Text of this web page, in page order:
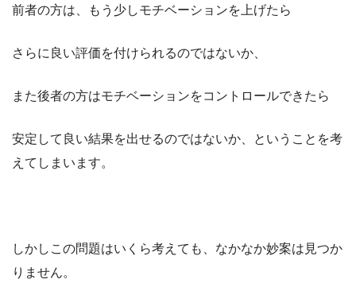
前者の方は、もう少しモチベーションを上げたら
さらに良い評価を付けられるのではないか、
また後者の方はモチベーションをコントロールできたら
安定して良い結果を出せるのではないか、ということを考
えてしまいます。
しかしこの問題はいくら考えても、なかなか妙案は見つか
りません。